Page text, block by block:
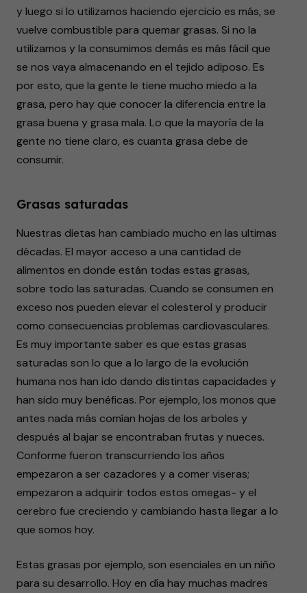
y luego si lo utilizamos haciendo ejercicio es más, se
vuelve combustible para quemar grasas. Si no la
utilizamos y la consumimos demás es más fácil que
se nos vaya almacenando en el tejido adiposo. Es
por esto, que la gente le tiene mucho miedo a la
grasa, pero hay que conocer la diferencia entre la
grasa buena y grasa mala. Lo que la mayoría de la
gente no tiene claro, es cuanta grasa debe de
consumir.
Grasas saturadas
Nuestras dietas han cambiado mucho en las ultimas
décadas. El mayor acceso a una cantidad de
alimentos en donde están todas estas grasas,
sobre todo las saturadas. Cuando se consumen en
exceso nos pueden elevar el colesterol y producir
como consecuencias problemas cardiovasculares.
Es muy importante saber es que estas grasas
saturadas son lo que a lo largo de la evolución
humana nos han ido dando distintas capacidades y
han sido muy benéficas. Por ejemplo, los monos que
antes nada más comían hojas de los arboles y
después al bajar se encontraban frutas y nueces.
Conforme fueron transcurriendo los años
empezaron a ser cazadores y a comer viseras;
empezaron a adquirir todos estos omegas- y el
cerebro fue creciendo y cambiando hasta llegar a lo
que somos hoy.
Estas grasas por ejemplo, son esenciales en un niño
para su desarrollo. Hoy en día hay muchas madres